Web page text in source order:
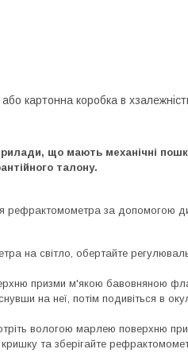
картонна коробка в
що мають механічні
талону.
рефрактомометра за допомогою
на світло, обертайте
призми м'якою бавовняною
на неї, потім подивіться в
вологою марлею поверхню
та зберігайте